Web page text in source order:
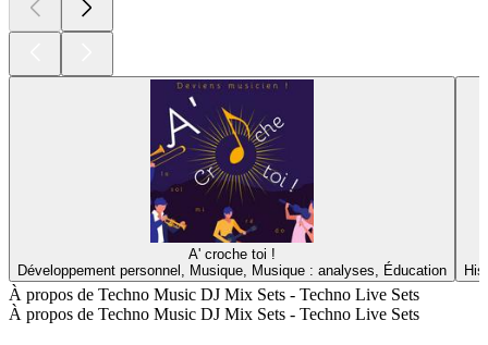
A' croche toi !
Développement personnel, Musique, Musique : analyses, Éducation
À propos de Techno Music DJ Mix Sets - Techno Live Sets
À propos de Techno Music DJ Mix Sets - Techno Live Sets